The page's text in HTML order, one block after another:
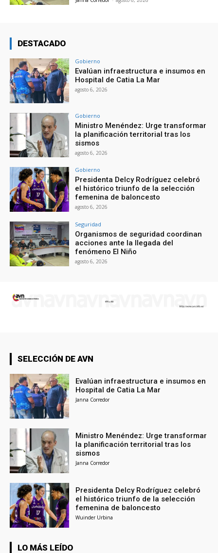
DESTACADO
Gobierno
Evalúan infraestructura e insumos en
Hospital de Catia La Mar
agosto 6, 2026
Gobierno
Ministro Menéndez: Urge transformar
la planificación territorial tras los
sismos
agosto 6, 2026
Gobierno
Presidenta Delcy Rodríguez celebró
el histórico triunfo de la selección
femenina de baloncesto
agosto 6, 2026
Seguridad
Organismos de seguridad coordinan
acciones ante la llegada del
fenómeno El Niño
agosto 6, 2026
SELECCIÓN DE AVN
Evalúan infraestructura e insumos en
Hospital de Catia La Mar
Janna Corredor
Ministro Menéndez: Urge transformar
la planificación territorial tras los
sismos
Janna Corredor
Presidenta Delcy Rodríguez celebró
el histórico triunfo de la selección
femenina de baloncesto
Wuinder Urbina
LO MÁS LEÍDO